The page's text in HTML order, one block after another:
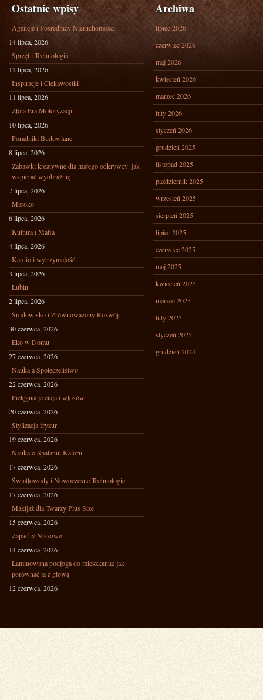
Ostatnie wpisy
Agencje i Pośrednicy Nieruchomości
14 lipca, 2026
Sprzęt i Technologia
12 lipca, 2026
Inspiracje i Ciekawostki
11 lipca, 2026
Złota Era Motoryzacji
10 lipca, 2026
Poradniki Budowlane
8 lipca, 2026
Zabawki kreatywne dla małego odkrywcy: jak
wspierać wyobraźnię
7 lipca, 2026
Maroko
6 lipca, 2026
Kultura i Mafia
4 lipca, 2026
Kardio i wytrzymałość
3 lipca, 2026
Lubin
2 lipca, 2026
Środowisko i Zrównoważony Rozwój
30 czerwca, 2026
Eko w Domu
27 czerwca, 2026
Nauka a Społeczeństwo
22 czerwca, 2026
Pielęgnacja ciała i włosów
20 czerwca, 2026
Stylizacja fryzur
19 czerwca, 2026
Nauka o Spalaniu Kalorii
17 czerwca, 2026
Światłowody i Nowoczesne Technologie
17 czerwca, 2026
Makijaż dla Twarzy Plus Size
15 czerwca, 2026
Zapachy Niszowe
14 czerwca, 2026
Laminowana podłoga do mieszkania: jak
porównać ją z głową
12 czerwca, 2026
Archiwa
lipiec 2026
czerwiec 2026
maj 2026
kwiecień 2026
marzec 2026
luty 2026
styczeń 2026
grudzień 2025
listopad 2025
październik 2025
wrzesień 2025
sierpień 2025
lipiec 2025
czerwiec 2025
maj 2025
kwiecień 2025
marzec 2025
luty 2025
styczeń 2025
grudzień 2024